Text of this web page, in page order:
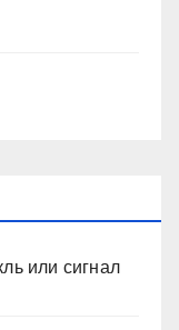
или сигнал